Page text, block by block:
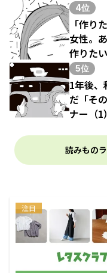
4位
「作り
女性。
作りた
5位
1年後、
だ「そ
ナー（1）
読みもの
注目